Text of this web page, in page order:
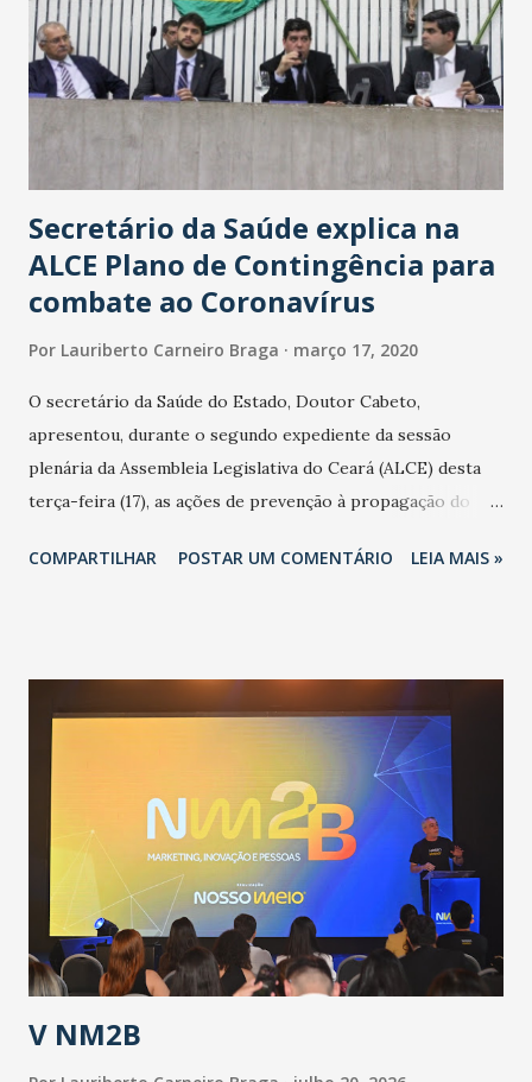
Secretário da Saúde explica na
ALCE Plano de Contingência para
combate ao Coronavírus
Por Lauriberto Carneiro Braga março 17, 2020
O secretário da Saúde do Estado, Doutor Cabeto,
apresentou, durante o segundo expediente da sessão
plenária da Assembleia Legislativa do Ceará (ALCE) desta
terça-feira (17), as ações de prevenção à propagação do
adotadas pelo Governo do Estado na contenção da
população suspeita e de cuidados com os ambientes
públicos e domiciliares. “Nós não estamos vivendo uma
epidemia comum, como temos em todos os anos, com
aumento de casos de dengue, influenza ou H1N1. Trata-se
de uma epidemia com um vírus diferente, com um poder de
contaminação maior que outros coronavírus”, apontou o
secretário. Segundo ele, é uma epidemia com chance de
contaminação alta, podendo gerar um grande risco à
população e ao sistema de saúde. “Precisamos saber fazer a
estratificação do risco da doença, para não so...
COMPARTILHAR POSTAR UM COMENTÁRIO LEIA MAIS »
V NM2B